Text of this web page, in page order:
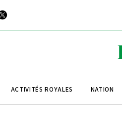
ACTIVITÉS ROYALES NATION